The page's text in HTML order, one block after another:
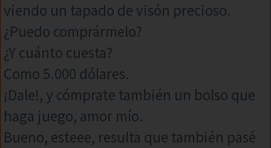
viendo un tapado de visón precioso.
¿Puedo comprármelo?
¿Y cuánto cuesta?
Como 5.000 dólares.
¡Dale!, y cómprate también un bolso que
haga juego, amor mío.
Bueno, esteee, resulta que también pasé